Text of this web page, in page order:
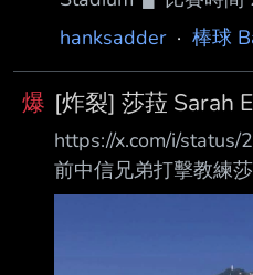
紅雀 █ AVG OBP
12 52 ２.Ivan
.730 12 46 7 53 ３
.351 .480 .831 18
hanksadder· 棒球
爆 [炸裂] 莎菈 Sarah
https://x.com/i/
前中信兄弟打擊教練
出WPBL史上第一支